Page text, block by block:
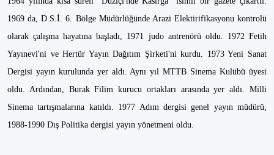
1969 da, D.S.İ. 6. Bölge Müdürlüğünde Arazi Elektirifikasyonu kontrolü
olarak çalışma hayatına başladı, 1971 judo antrenörü oldu. 1972 Fetih
Yayınevi'ni ve Hertür Yayın Dağıtım Şirketi'ni kurdu. 1973 Yeni Sanat
Dergisi yayın kurulunda yer aldı. Aynı yıl MTTB Sinema Kulübü üyesi
oldu. Ardından, Burak Filim kurucu ortakları arasında yer aldı. Milli
Sinema tartışmalarına katıldı. 1977 Adım dergisi genel yayın müdürü,
1988-1990 Dış Politika dergisi yayın yönetmeni oldu.